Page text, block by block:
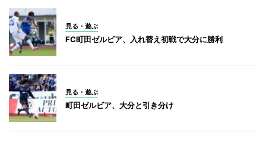
見る・遊ぶ
FC町田ゼルビア、入れ替え初戦で大分に勝利
見る・遊ぶ
町田ゼルビア、大分と引き分け